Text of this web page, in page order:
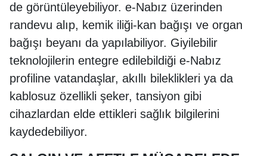
de görüntüleyebiliyor. e-Nabız üzerinden
randevu alıp, kemik iliği-kan bağışı ve organ
bağışı beyanı da yapılabiliyor. Giyilebilir
teknolojilerin entegre edilebildiği e-Nabız
profiline vatandaşlar, akıllı bileklikleri ya da
kablosuz özellikli şeker, tansiyon gibi
cihazlardan elde ettikleri sağlık bilgilerini
kaydedebiliyor.